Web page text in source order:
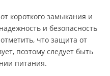
короткого замыкания и
и безопасность
что защита от
поэтому следует быть
питания.